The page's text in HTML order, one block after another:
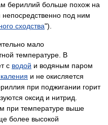
бериллий больше похож на
под ним
сходства").
мало
температуре. В
с водой и водяным паром
и не окисляется
при поджигании горит
оксид и нитрид.
при температуре выше
более высокой